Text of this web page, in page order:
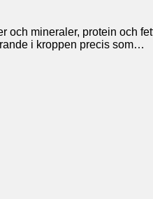
och mineraler, protein och
i kroppen precis som…